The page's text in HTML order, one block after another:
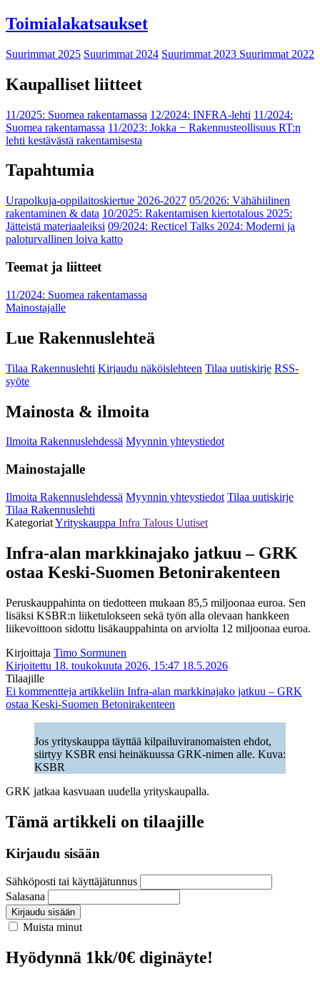
Toimialakatsaukset
Suurimmat 2025 Suurimmat 2024 Suurimmat 2023 Suurimmat 2022
Kaupalliset liitteet
11/2025: Suomea rakentamassa 12/2024: INFRA-lehti 11/2024:
Suomea rakentamassa 11/2023: Jokka − Rakennusteollisuus RT:n
lehti kestävästä rakentamisesta
Tapahtumia
Urapolkuja-oppilaitoskiertue 2026-2027 05/2026: Vähähiilinen
rakentaminen & data 10/2025: Rakentamisen kiertotalous 2025:
Jätteistä materiaaleiksi 09/2024: Recticel Talks 2024: Moderni ja
paloturvallinen loiva katto
Teemat ja liitteet
11/2024: Suomea rakentamassa
Mainostajalle
Lue Rakennuslehteä
Tilaa Rakennuslehti Kirjaudu näköislehteen Tilaa uutiskirje RSS-
syöte
Mainosta & ilmoita
Ilmoita Rakennuslehdessä Myynnin yhteystiedot
Mainostajalle
Ilmoita Rakennuslehdessä Myynnin yhteystiedot Tilaa uutiskirje
Tilaa Rakennuslehti
KategoriatYrityskauppa Infra Talous Uutiset
Infra-alan markkinajako jatkuu – GRK
ostaa Keski-Suomen Betonirakenteen
Peruskauppahinta on tiedotteen mukaan 85,5 miljoonaa euroa. Sen
lisäksi KSBR:n liiketulokseen sekä työn alla olevaan hankkeen
liikevoittoon sidottu lisäkauppahinta on arviolta 12 miljoonaa euroa.
Kirjoittaja Timo Sormunen
Kirjoitettu 18. toukokuuta 2026, 15:47 18.5.2026
Tilaajille
Ei kommentteja artikkeliin Infra-alan markkinajako jatkuu – GRK
ostaa Keski-Suomen Betonirakenteen
Jos yrityskauppa täyttää kilpailuviranomaisten ehdot,
siirtyy KSBR ensi heinäkuussa GRK-nimen alle. Kuva:
KSBR
GRK jatkaa kasvuaan uudella yrityskaupalla.
Tämä artikkeli on tilaajille
Kirjaudu sisään
Sähköposti tai käyttäjätunnus
Salasana
Kirjaudu sisään
Muista minut
Hyödynnä 1kk/0€ diginäyte!